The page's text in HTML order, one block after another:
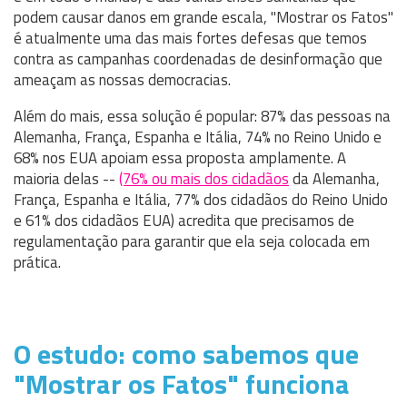
podem causar danos em grande escala, "Mostrar os Fatos"
é atualmente uma das mais fortes defesas que temos
contra as campanhas coordenadas de desinformação que
ameaçam as nossas democracias.
Além do mais, essa solução é popular: 87% das pessoas na
Alemanha, França, Espanha e Itália, 74% no Reino Unido e
68% nos EUA apoiam essa proposta amplamente. A
maioria delas --(76% ou mais dos cidadãosda Alemanha,
França, Espanha e Itália, 77% dos cidadãos do Reino Unido
e 61% dos cidadãos EUA) acredita que precisamos de
regulamentação para garantir que ela seja colocada em
prática.
O estudo: como sabemos que
"Mostrar os Fatos" funciona